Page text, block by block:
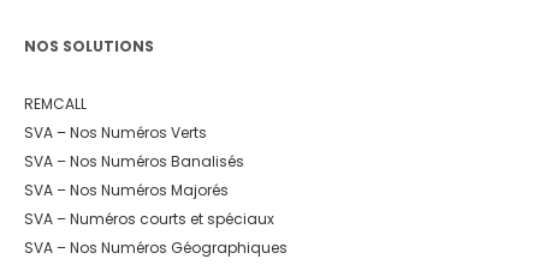
NOS SOLUTIONS
REMCALL
SVA – Nos Numéros Verts
SVA – Nos Numéros Banalisés
SVA – Nos Numéros Majorés
SVA – Numéros courts et spéciaux
SVA – Nos Numéros Géographiques